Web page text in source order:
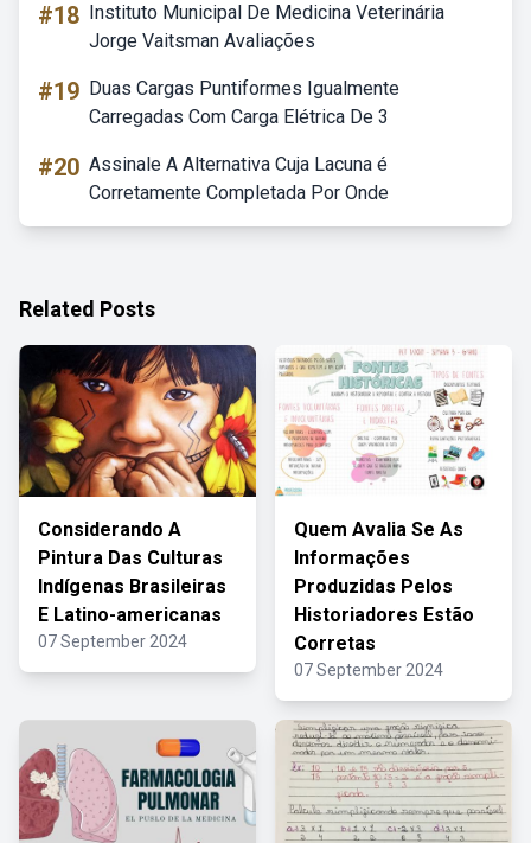
#18 Instituto Municipal De Medicina Veterinária
Jorge Vaitsman Avaliações
#19 Duas Cargas Puntiformes Igualmente
Carregadas Com Carga Elétrica De 3
#20 Assinale A Alternativa Cuja Lacuna é
Corretamente Completada Por Onde
Related Posts
Considerando A
Pintura Das Culturas
Indígenas Brasileiras
E Latino-americanas
07 September 2024
Quem Avalia Se As
Informações
Produzidas Pelos
Historiadores Estão
Corretas
07 September 2024